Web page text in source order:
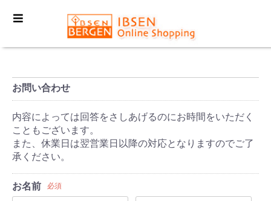
お問い合わせ
内容によっては回答をさしあげるのにお時間をいただく
こともございます。
また、休業日は翌営業日以降の対応となりますのでご了
承ください。
お名前 必須